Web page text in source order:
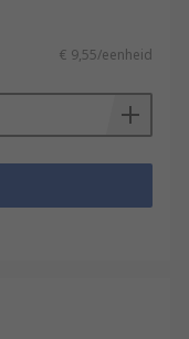
€ 9,55/eenheid